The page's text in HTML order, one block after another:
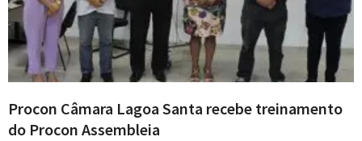
Procon Câmara Lagoa Santa recebe treinamento
do Procon Assembleia